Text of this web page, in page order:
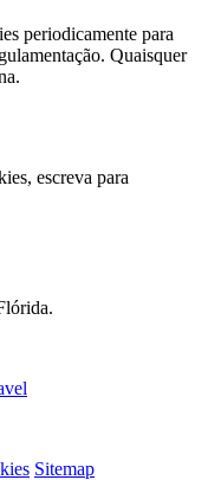
periodicamente para
Quaisquer
escreva para
Sitemap